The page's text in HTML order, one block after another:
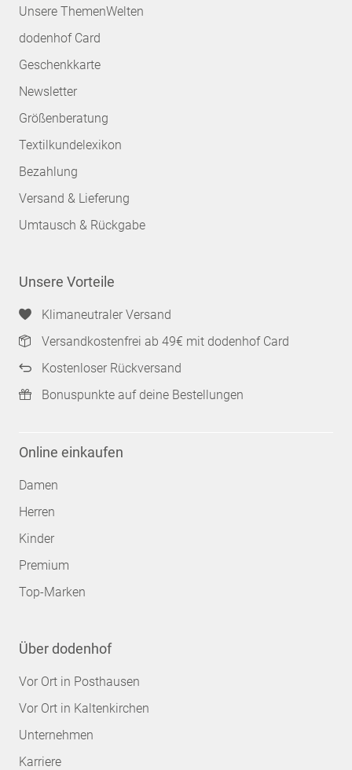
Unsere ThemenWelten
dodenhof Card
Geschenkkarte
Newsletter
Größenberatung
Textilkundelexikon
Bezahlung
Versand & Lieferung
Umtausch & Rückgabe
Unsere Vorteile
Klimaneutraler Versand
Versandkostenfrei ab 49€ mit dodenhof Card
Kostenloser Rückversand
Bonuspunkte auf deine Bestellungen
Online einkaufen
Damen
Herren
Kinder
Premium
Top-Marken
Über dodenhof
Vor Ort in Posthausen
Vor Ort in Kaltenkirchen
Unternehmen
Karriere